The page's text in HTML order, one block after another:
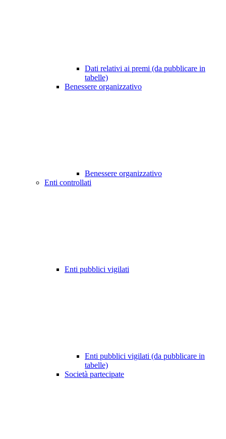
Dati relativi ai premi (da pubblicare in
tabelle)
Benessere organizzativo
Benessere organizzativo
Enti controllati
Enti pubblici vigilati
Enti pubblici vigilati (da pubblicare in
tabelle)
Società partecipate